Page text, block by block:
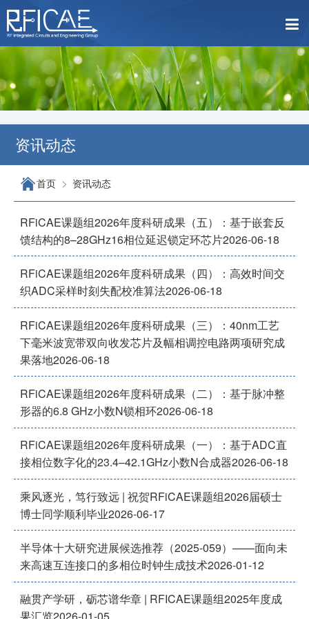
资讯动态
首页 > 资讯动态
RFiCAE课题组2026年度科研成果（五）：基于嵌套反
馈结构的8–28GHz16相位延迟锁定环芯片2026-06-18
RFiCAE课题组2026年度科研成果（四）：高效时间交
织ADC采样时刻失配校准算法2026-06-18
RFiCAE课题组2026年度科研成果（三）：40nm工艺
下毫米波宽带双向收发芯片及幅相调控电路两项研究成
果落地2026-06-18
RFiCAE课题组2026年度科研成果（二）：基于脉冲整
形器的6.8 GHz小数N锁相环2026-06-18
RFiCAE课题组2026年度科研成果（一）：基于ADC直
接相位数字化的23.4–42.1GHz小数N合成器2026-06-18
乘风逐光，笃行致远 | 祝贺RFiCAE课题组2026届硕士
博士同学顺利毕业2026-06-17
半导体十大研究进展候选推荐（2025-059）——面向未
来高速互连接口的多相位时钟生成技术2026-01-12
融贯产学研，砺芯谱华章 | RFICAE课题组2025年度成